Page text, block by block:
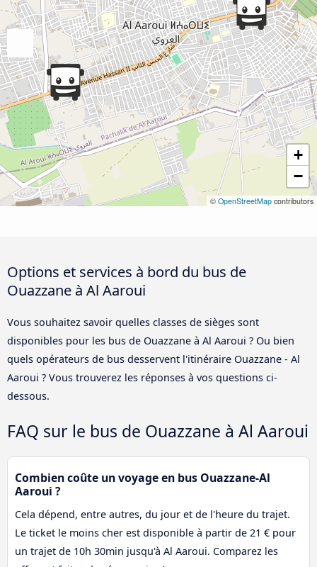
+
−
© OpenStreetMap contributors
Options et services à bord du bus de
Ouazzane à Al Aaroui
Vous souhaitez savoir quelles classes de sièges sont
disponibles pour les bus de Ouazzane à Al Aaroui ? Ou bien
quels opérateurs de bus desservent l'itinéraire Ouazzane - Al
Aaroui ? Vous trouverez les réponses à vos questions ci-
dessous.
FAQ sur le bus de Ouazzane à Al Aaroui
Combien coûte un voyage en bus Ouazzane-Al
Aaroui ?
Cela dépend, entre autres, du jour et de l'heure du trajet.
Le ticket le moins cher est disponible à partir de 21 € pour
un trajet de 10h 30min jusqu'à Al Aaroui. Comparez les